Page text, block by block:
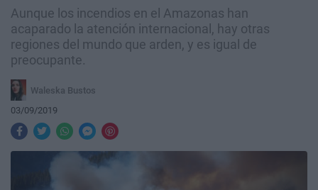
Aunque los incendios en el Amazonas han
acaparado la atención internacional, hay otras
regiones del mundo que arden, y es igual de
preocupante.
Waleska Bustos
03/09/2019